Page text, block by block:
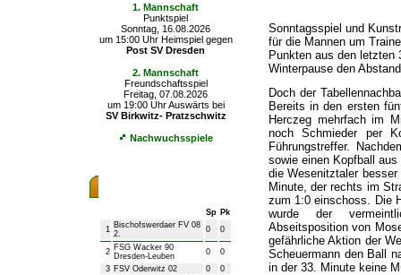
1. Mannschaft
Punktspiel
Sonntag, 16.08.2026
um 15:00 Uhr Heimspiel gegen
Post SV Dresden
2. Mannschaft
Freundschaftsspiel
Freitag, 07.08.2026
um 19:00 Uhr Auswärts bei
SV Birkwitz- Pratzschwitz
Nachwuchsspiele
Sp Pk
1 Bischofswerdaer FV 08
2.
0 0
2 FSG Wacker 90
Dresden-Leuben
0
0
3 FSV Oderwitz 02 0
0
Sonntagsspiel und
für die Mannen um
Punkten aus den letzten
Winterpause den
Doch der
Bereits in den ersten
Herczeg mehrfach im
noch Schmieder per
Führungstreffer.
sowie einen Kopfball
die Wesenitztaler
Minute, der rechts im
zum 1:0 einschoss. Die
wurde der
Abseitsposition von
gefährliche Aktion der
Scheuermann den Ball
in der 33. Minute keine